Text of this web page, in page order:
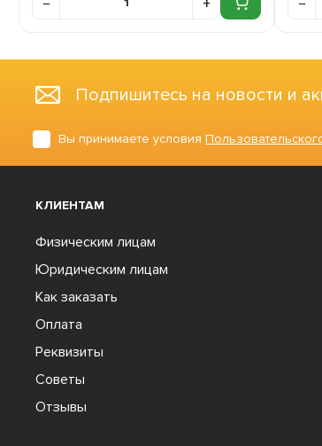
Подпишитесь на новости и
Вы принимаете условия
КЛИЕНТАМ
Физическим лицам
Юридическим лицам
Как заказать
Оплата
Реквизиты
Советы
Отзывы